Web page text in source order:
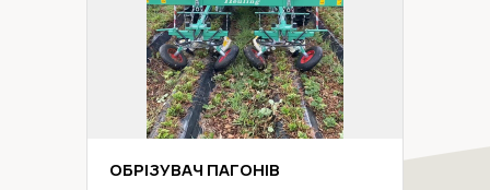
ОБРІЗУВАЧ ПАГОНІВ